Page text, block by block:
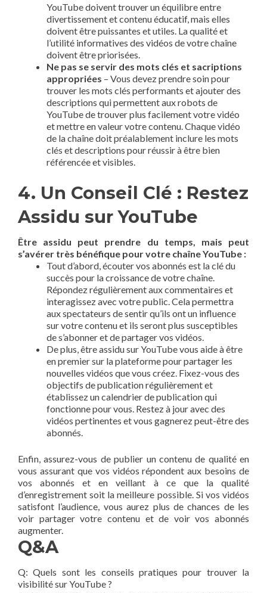
YouTube doivent trouver un équilibre entre
divertissement et contenu éducatif, mais elles
doivent être puissantes et utiles. La qualité et
l’utilité informatives des vidéos de votre chaîne
doivent être priorisées.
Ne pas se servir des mots clés et sacriptions
appropriées – Vous devez prendre soin pour
trouver les mots clés performants et ajouter des
descriptions qui permettent aux robots de
YouTube de trouver plus facilement votre vidéo
et mettre en valeur votre contenu. Chaque vidéo
de la chaîne doit préalablement inclure les mots
clés et descriptions pour réussir à être bien
référencée et visibles.
4. Un Conseil Clé : Restez
Assidu sur YouTube
Être assidu peut prendre du temps, mais peut
s’avérer très bénéfique pour votre chaîne YouTube :
Tout d’abord, écouter vos abonnés est la clé du
succès pour la croissance de votre chaîne.
Répondez régulièrement aux commentaires et
interagissez avec votre public. Cela permettra
aux spectateurs de sentir qu’ils ont un influence
sur votre contenu et ils seront plus susceptibles
de s’abonner et de partager vos vidéos.
De plus, être assidu sur YouTube vous aide à être
en premier sur la plateforme pour partager les
nouvelles vidéos que vous créez. Fixez-vous des
objectifs de publication régulièrement et
établissez un calendrier de publication qui
fonctionne pour vous. Restez à jour avec des
vidéos pertinentes et vous gagnerez peut-être des
abonnés.
Enfin, assurez-vous de publier un contenu de qualité en
vous assurant que vos vidéos répondent aux besoins de
vos abonnés et en veillant à ce que la qualité
d’enregistrement soit la meilleure possible. Si vos vidéos
satisfont l’audience, vous aurez plus de chances de les
voir partager votre contenu et de voir vos abonnés
augmenter.
Q&A
Q: Quels sont les conseils pratiques pour trouver la
visibilité sur YouTube ?